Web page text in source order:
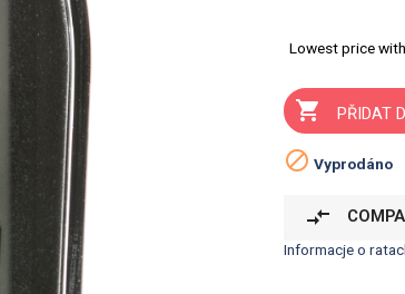
Lowest price
 PŘIDAT
 Vyprodáno
compare_arrows
Informacje o